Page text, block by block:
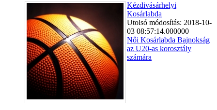
Kézdivásárhelyi
Kosárlabda
Utolsó módosítás: 2018-10-
03 08:57:14.000000
Női Kosárlabda Bajnokság
az U20-as korosztály
számára